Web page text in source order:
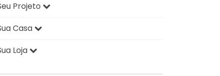
Projeto
Casa
Loja